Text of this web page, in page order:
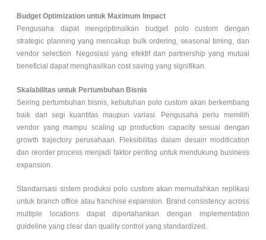
Budget Optimization untuk Maximum Impact
Pengusaha dapat mengoptimalkan budget polo custom dengan
strategic planning yang mencakup bulk ordering, seasonal timing, dan
vendor selection. Negosiasi yang efektif dan partnership yang mutual
beneficial dapat menghasilkan cost saving yang signifikan.
Skalabilitas untuk Pertumbuhan Bisnis
Seiring pertumbuhan bisnis, kebutuhan polo customakan berkembang
baik dari segi kuantitas maupun variasi. Pengusaha perlu memilih
vendor yang mampu scaling up production capacity sesuai dengan
growth trajectory perusahaan. Fleksibilitas dalam desain modification
dan reorder process menjadi faktor penting untuk mendukung business
expansion.
Standarisasi sistem produksipolo customakan memudahkan replikasi
untuk branch office atau franchise expansion. Brand consistency across
multiple locations dapat dipertahankan dengan implementation
guideline yang clear dan quality control yang standardized.